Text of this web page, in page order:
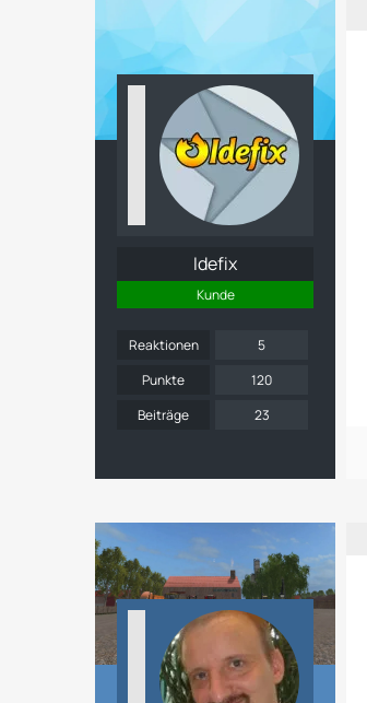
Idefix
Kunde
Reaktionen
5
Punkte
120
Beiträge
23